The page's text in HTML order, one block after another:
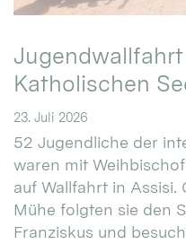
Katholischen
23. Juli 2026
52 Jugendliche der
waren mit
auf Wallfahrt in
Mühe folgten sie den
Franziskus und